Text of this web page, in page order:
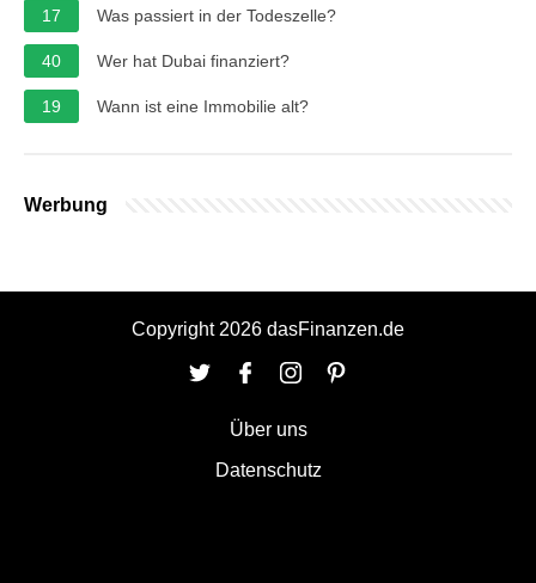
17 Was passiert in der Todeszelle?
40 Wer hat Dubai finanziert?
19 Wann ist eine Immobilie alt?
Werbung
Copyright 2026 dasFinanzen.de
Über uns
Datenschutz